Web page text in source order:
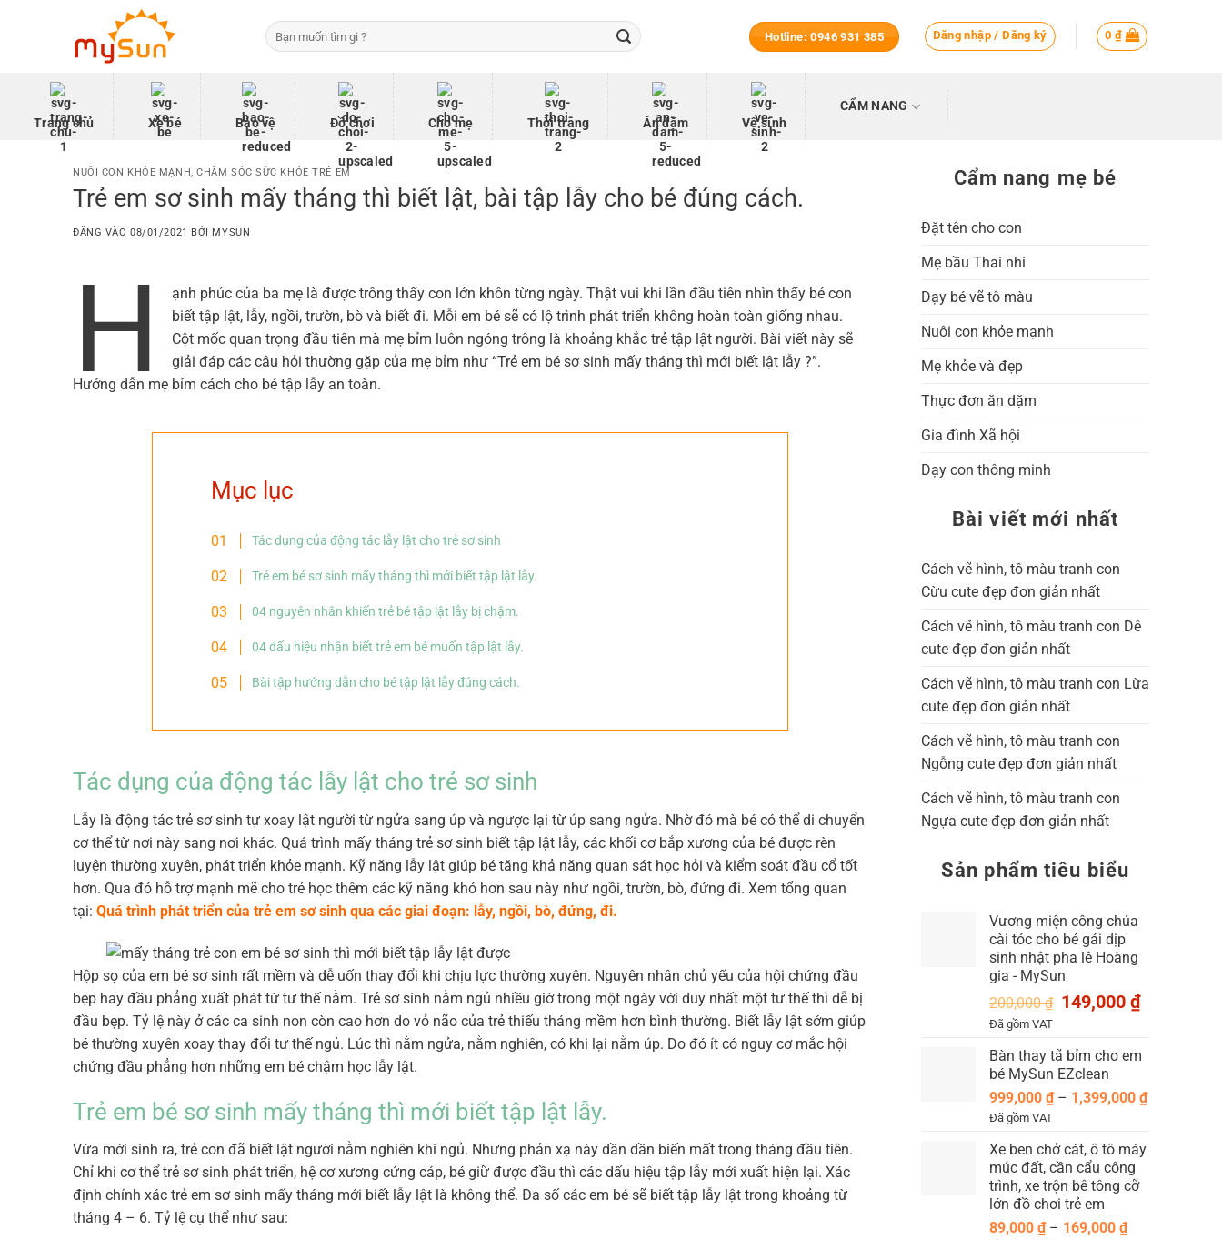
Tìm
kiếm:
Hotline: 0946 931 385 Đăng nhập / Đăng ký 0 ₫
Trang chủ Xe bé Bảo vệ Đồ chơi Cho mẹ Thời trang Ăn dặm Vệ sinh
CẨM NANG
NUÔI CON KHỎE MẠNH,CHĂM SÓC SỨC KHỎE TRẺ EM
Trẻ em sơ sinh mấy tháng thì biết lật, bài tập lẫy cho bé đúng cách.
ĐĂNG VÀO08/01/2021 BỞI MYSUN
H
ạnh phúc của ba mẹ là được trông thấy con lớn khôn từng ngày. Thật vui khi lần đầu tiên nhìn thấy bé con
biết tập lật, lẫy, ngồi, trườn, bò và biết đi. Mỗi em bé sẽ có lộ trình phát triển không hoàn toàn giống nhau.
Cột mốc quan trọng đầu tiên mà mẹ bỉm luôn ngóng trông là khoảng khắc trẻ tập lật người. Bài viết này sẽ
giải đáp các câu hỏi thường gặp của mẹ bỉm như “Trẻ em bé sơ sinh mấy tháng thì mới biết lật lẫy ?”.
Hướng dẫn mẹ bỉm cách cho bé tập lẫy an toàn.
Mục lục
Tác dụng của động tác lẫy lật cho trẻ sơ sinh
Trẻ em bé sơ sinh mấy tháng thì mới biết tập lật lẫy.
04 nguyên nhân khiến trẻ bé tập lật lẫy bị chậm.
04 dấu hiệu nhận biết trẻ em bé muốn tập lật lẫy.
Bài tập hướng dẫn cho bé tập lật lẫy đúng cách.
Tác dụng của động tác lẫy lật cho trẻ sơ sinh
Lẫy là động tác trẻ sơ sinh tự xoay lật người từ ngửa sang úp và ngược lại từ úp sang ngửa. Nhờ đó mà bé có thể di chuyển
cơ thể từ nơi này sang nơi khác. Quá trình mấy tháng trẻ sơ sinh biết tập lật lẫy, các khối cơ bắp xương của bé được rèn
luyện thường xuyên, phát triển khỏe mạnh. Kỹ năng lẫy lật giúp bé tăng khả năng quan sát học hỏi và kiểm soát đầu cổ tốt
hơn. Qua đó hỗ trợ mạnh mẽ cho trẻ học thêm các kỹ năng khó hơn sau này như ngồi, trườn, bò, đứng đi. Xem tổng quan
tại: Quá trình phát triển của trẻ em sơ sinh qua các giai đoạn: lẫy, ngồi, bò, đứng, đi.
Hộp sọ của em bé sơ sinh rất mềm và dễ uốn thay đổi khi chịu lực thường xuyên. Nguyên nhân chủ yếu của hội chứng đầu
bẹp hay đầu phẳng xuất phát từ tư thế nằm. Trẻ sơ sinh nằm ngủ nhiều giờ trong một ngày với duy nhất một tư thế thì dễ bị
đầu bẹp. Tỷ lệ này ở các ca sinh non còn cao hơn do vỏ não của trẻ thiếu tháng mềm hơn bình thường. Biết lẫy lật sớm giúp
bé thường xuyên xoay thay đổi tư thế ngủ. Lúc thì nằm ngửa, nằm nghiên, có khi lại nằm úp. Do đó ít có nguy cơ mắc hội
chứng đầu phẳng hơn những em bé chậm học lẫy lật.
Trẻ em bé sơ sinh mấy tháng thì mới biết tập lật lẫy.
Vừa mới sinh ra, trẻ con đã biết lật người nằm nghiên khi ngủ. Nhưng phản xạ này dần dần biến mất trong tháng đầu tiên.
Chỉ khi cơ thể trẻ sơ sinh phát triển, hệ cơ xương cứng cáp, bé giữ được đầu thì các dấu hiệu tập lẫy mới xuất hiện lại. Xác
định chính xác trẻ em sơ sinh mấy tháng mới biết lẫy lật là không thể. Đa số các em bé sẽ biết tập lẫy lật trong khoảng từ
tháng 4 – 6. Tỷ lệ cụ thể như sau:
Cẩm nang mẹ bé
Đặt tên cho con
Mẹ bầu Thai nhi
Dạy bé vẽ tô màu
Nuôi con khỏe mạnh
Mẹ khỏe và đẹp
Thực đơn ăn dặm
Gia đình Xã hội
Dạy con thông minh
Bài viết mới nhất
Cách vẽ hình, tô màu tranh con
Cừu cute đẹp đơn giản nhất
Cách vẽ hình, tô màu tranh con Dê
cute đẹp đơn giản nhất
Cách vẽ hình, tô màu tranh con Lừa
cute đẹp đơn giản nhất
Cách vẽ hình, tô màu tranh con
Ngỗng cute đẹp đơn giản nhất
Cách vẽ hình, tô màu tranh con
Ngựa cute đẹp đơn giản nhất
Sản phẩm tiêu biểu
Vương miện công chúa
cài tóc cho bé gái dịp
sinh nhật pha lê Hoàng
gia - MySun
200,000₫ Giá
200,000 ₫.
149,000 ₫Giá
hiện
là:
Đã gồm VAT
Bàn thay tã bỉm cho em
bé MySun EZclean
999,000 ₫ – 1,399,000 ₫Khoảng
Đã gồm VAT
Xe ben chở cát, ô tô máy
múc đất, cần cẩu công
trình, xe trộn bê tông cỡ
lớn đồ chơi trẻ em
89,000 ₫ – 169,000 ₫Khoảng